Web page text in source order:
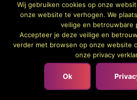
bouillabaisse recept,
variaties en bereiding
Overig
Wij gebruiken cookies op onze
onze website te verhogen. We
veilige en betrouwbare
Accepteer je deze veilige en
verder met browsen op onze website
onze privacy
Ok